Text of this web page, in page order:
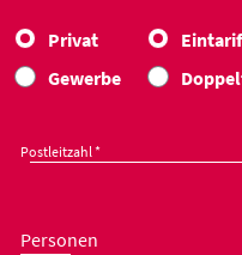
Privat
Gewerbe
Postleitzahl *
Personen